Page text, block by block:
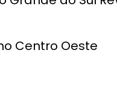
Centro Oeste